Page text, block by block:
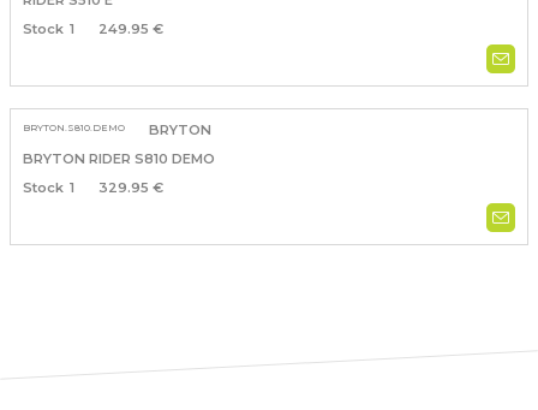
1
249.95 €
BRYTON.S810.DEMO
BRYTON
BRYTON RIDER S810 DEMO
1
329.95 €